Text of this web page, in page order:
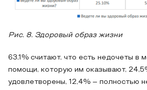
Рис. 8. Здоровый образ жизни
63,1% считают, что есть недочеты в
помощи, которую им оказывают,
удовлетворены, 12,4% – полностью